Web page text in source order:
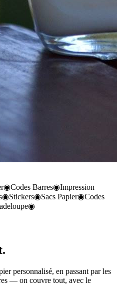
◉Codes Barres◉Impression
◉Stickers◉Sacs Papier◉Codes
◉
.
personnalisé, en passant par les
— on couvre tout, avec le